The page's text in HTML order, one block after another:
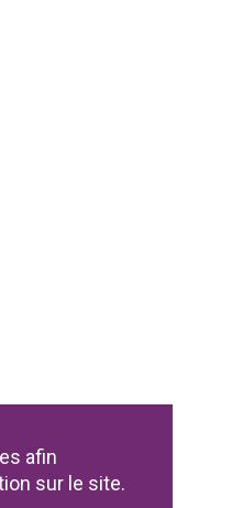
afin
sur le site.